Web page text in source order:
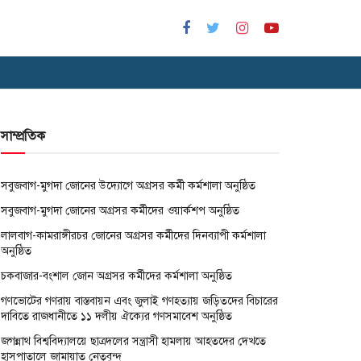
সাম্প্রতিক
সবুজবাগ-মুগদা জোনের উদ্যোগে অগ্রসর কর্মী কর্মশালা অনুষ্ঠিত
সবুজবাগ-মুগদা জোনের অগ্রসর কর্মীদের ওয়ার্কশপ অনুষ্ঠিত
লালবাগ-কামরাঙ্গীরচর জোনের অগ্রসর কর্মীদের দিনব্যাপী কর্মশালা
অনুষ্ঠিত
চকবাজার-বংশাল জোন অগ্রসর কর্মীদের কর্মশালা অনুষ্ঠিত
গণভোটের গণরায় বাস্তবায়ন এবং জুলাই গণহত্যায় জড়িতদের বিচারের
দাবিতে রাজধানীতে ১১ দলীয় ঐক্যের গণসমাবেশ অনুষ্ঠিত
জগন্নাথ বিশ্ববিদ্যালয়ে ছাত্রদলের সন্ত্রাসী হামলায় আহতদের দেখতে
হাসপাতালে জামায়াত নেতৃবৃন্দ